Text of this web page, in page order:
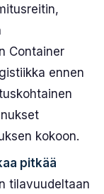
Container
ennen
kokoon.
pitkää
tilavuudeltaan